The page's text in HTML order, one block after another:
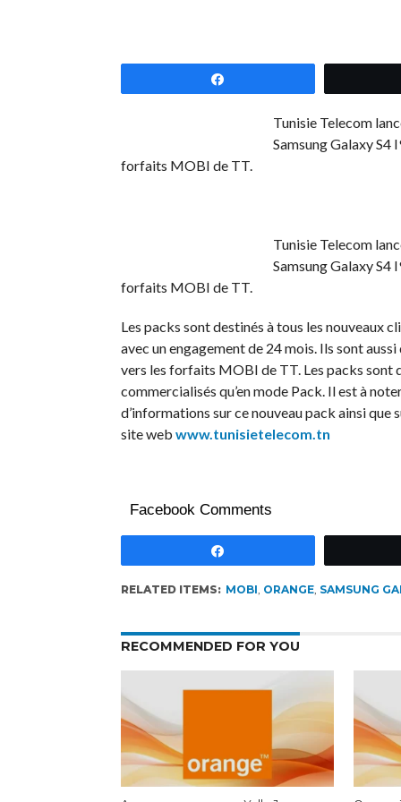
Tunisie Telecom
Samsung Galaxy S4
forfaits MOBI de TT.
Tunisie Telecom
Samsung Galaxy S4
forfaits MOBI de TT.
Les packs sont destinés à tous les
avec un engagement de 24 mois. Ils sont
vers les forfaits MOBI de TT. Les packs sont
commercialisés qu’en mode Pack. Il est à
d’informations sur ce nouveau pack ainsi
site web www.tunisietelecom.tn
Facebook Comments
RELATED ITEMS: MOBI, ORANGE, SAMSUNG
RECOMMENDED FOR YOU